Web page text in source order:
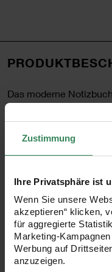
Zustimmung
Ihre Privatsphäre ist
Wenn Sie unsere
akzeptieren“ klicken,
für aggregierte
Marketing-
Werbung auf
anzuzeigen.
Das moderne
Universität oder den
Leimbindung ist das
hochwertig. Mit den
Notizbuch auch in
Umhängetasche einen